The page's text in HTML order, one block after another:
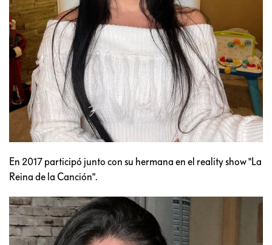
En 2017 participó junto con su hermana en el reality show "La
Reina de la Canción".